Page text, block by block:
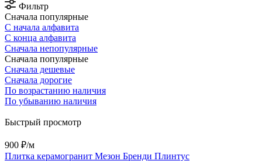
Фильтр
Сначала популярные
С начала алфавита
С конца алфавита
Сначала непопулярные
Сначала популярные
Сначала дешевые
Сначала дорогие
По возрастанию наличия
По убыванию наличия
Быстрый просмотр
900 ₽/м
Плитка керамогранит Мезон Бренди Плинтус